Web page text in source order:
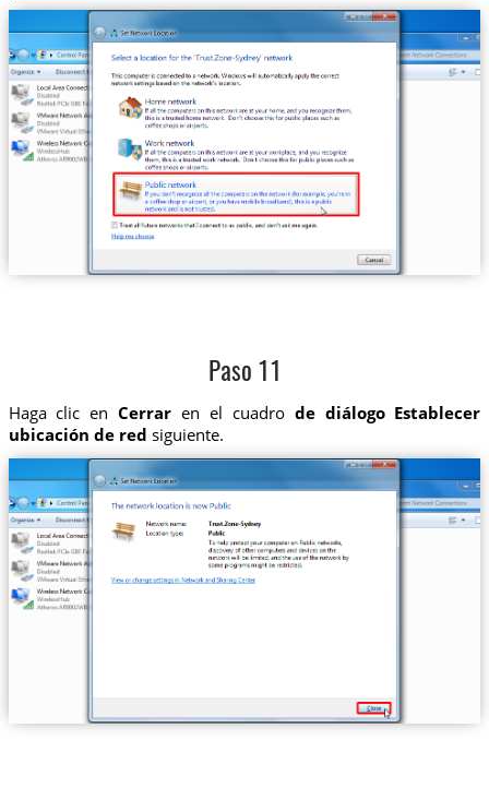
Paso 11
Haga clic enCerrar en el cuadro de diálogo Establecer
ubicación de red siguiente.